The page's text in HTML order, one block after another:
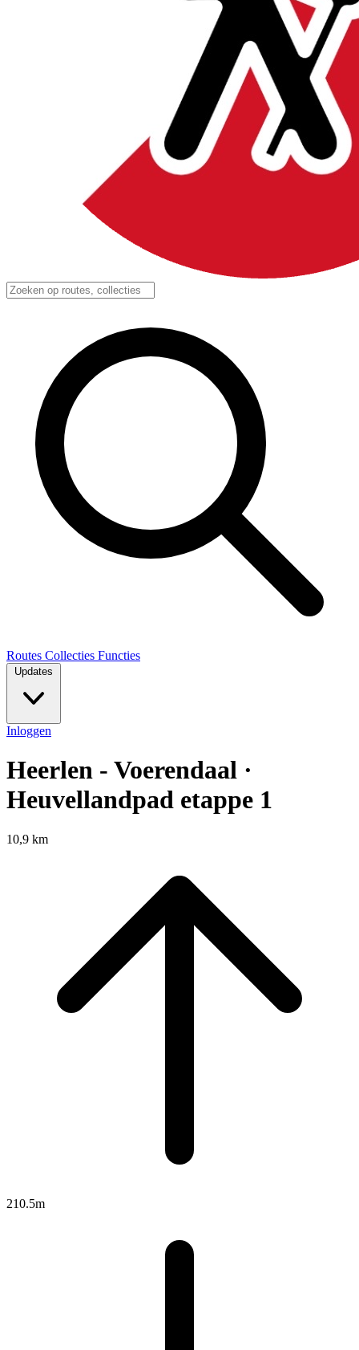
Routes Collecties Functies
Updates
Inloggen
Heerlen - Voerendaal ·
Heuvellandpad etappe 1
10,9 km
210.5m